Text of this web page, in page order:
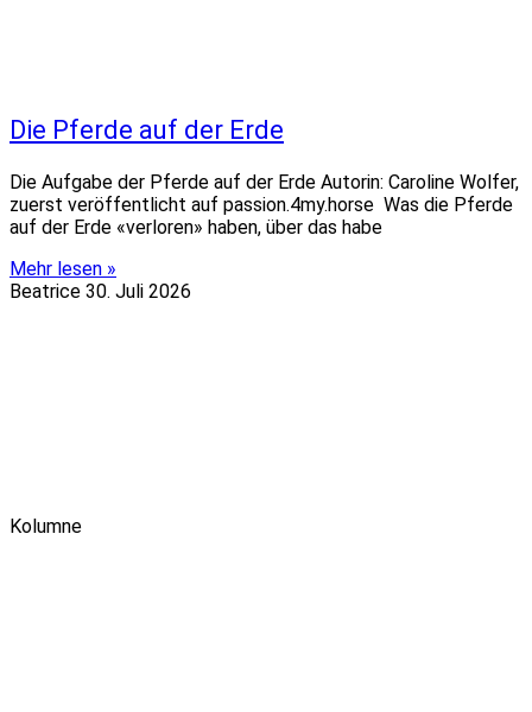
Die Pferde auf der Erde
Die Aufgabe der Pferde auf der Erde Autorin: Caroline Wolfer,
zuerst veröffentlicht auf passion.4my.horse Was die Pferde
auf der Erde «verloren» haben, über das habe
Mehr lesen »
Beatrice 30. Juli 2026
Kolumne